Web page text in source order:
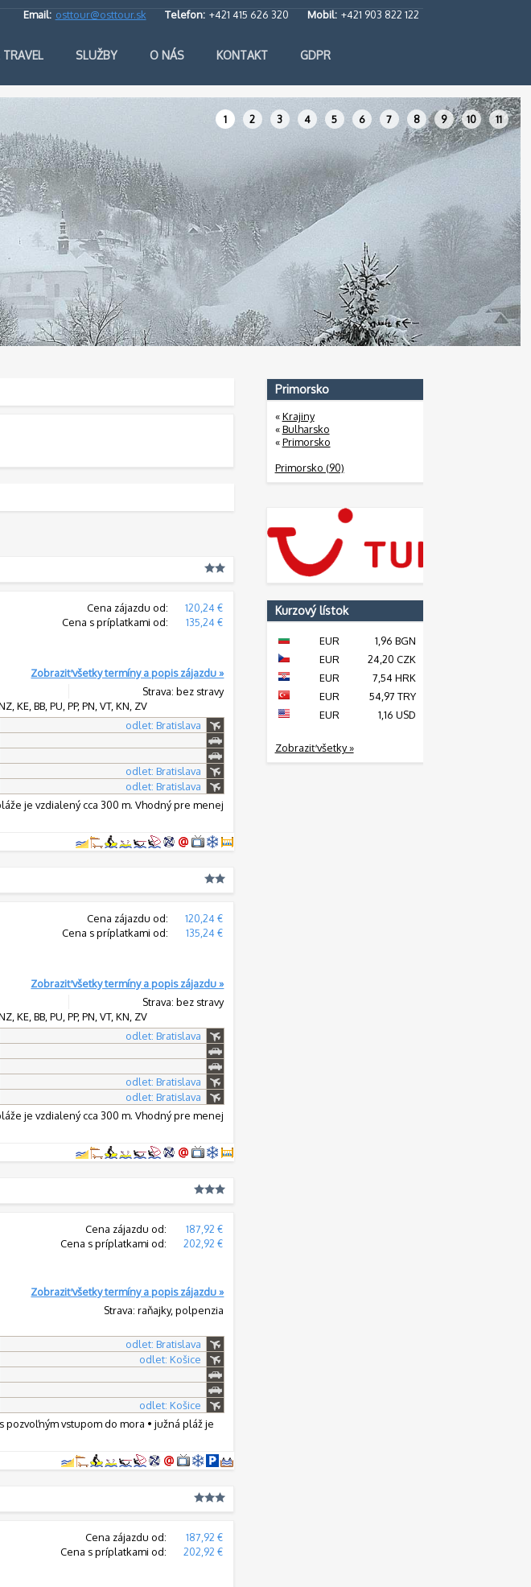
Email: osttour@osttour.sk Telefon: +421 415 626 320 Mobil: +421 903 822 122
TRAVEL SLUŽBY O NÁS KONTAKT GDPR
1 2 3 4 5 6 7 8 9 10 11
Cena zájazdu od:
120,24 €
Cena s príplatkami od:
135,24 €
Zobraziť všetky termíny a popis zájazdu »
Strava: bez stravy
KE, BB, PU, PP, PN, VT, KN, ZV
odlet: Bratislava
odlet: Bratislava
odlet: Bratislava
je vzdialený cca 300 m. Vhodný pre menej
Cena zájazdu od:
120,24 €
Cena s príplatkami od:
135,24 €
Zobraziť všetky termíny a popis zájazdu »
Strava: bez stravy
KE, BB, PU, PP, PN, VT, KN, ZV
odlet: Bratislava
odlet: Bratislava
odlet: Bratislava
je vzdialený cca 300 m. Vhodný pre menej
Cena zájazdu od:
187,92 €
Cena s príplatkami od:
202,92 €
Zobraziť všetky termíny a popis zájazdu »
Strava: raňajky, polpenzia
odlet: Bratislava
odlet: Košice
odlet: Košice
pozvoľným vstupom do mora • južná pláž je
Cena zájazdu od:
187,92 €
Cena s príplatkami od:
202,92 €
Primorsko
«Krajiny
«Bulharsko
«Primorsko
Primorsko (90)
Kurzový lístok
EUR
1,96 BGN
EUR
24,20 CZK
EUR
7,54 HRK
EUR
54,97 TRY
EUR
1,16 USD
Zobraziť všetky »